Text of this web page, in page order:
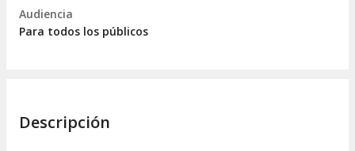
Audiencia
Para todos los públicos
Descripción